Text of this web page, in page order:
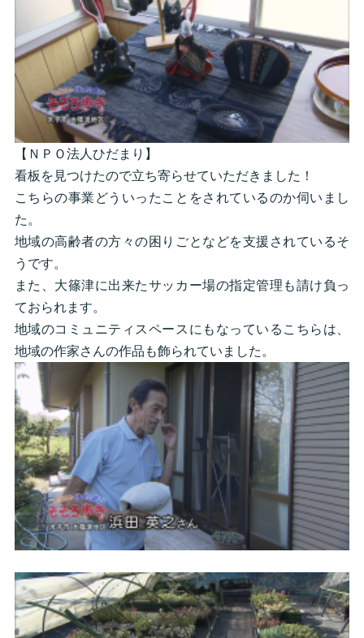
【ＮＰＯ法人ひだまり】
看板を見つけたので立ち寄らせていただきました！
こちらの事業どういったことをされているのか伺いまし
た。
地域の高齢者の方々の困りごとなどを支援されているそ
うです。
また、大篠津に出来たサッカー場の指定管理も請け負っ
ておられます。
地域のコミュニティスペースにもなっているこちらは、
地域の作家さんの作品も飾られていました。